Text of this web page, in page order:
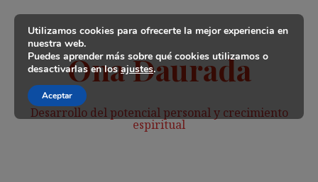
contenido
Ona Daurada
Desarrollo del potencial personal y crecimiento
espiritual
Utilizamos cookies para ofrecerte la mejor experiencia en
nuestra web.
Puedes aprender más sobre qué cookies utilizamos o
desactivarlas en losajustes.
Aceptar